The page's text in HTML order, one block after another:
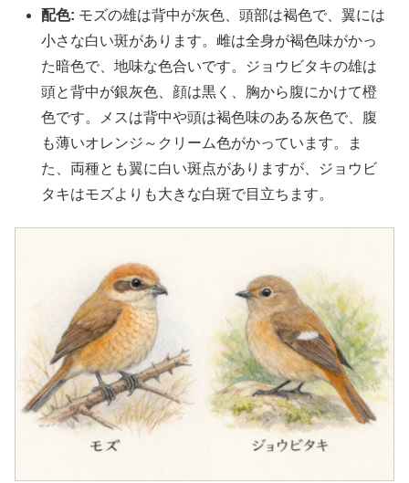
配色: モズの雄は背中が灰色、頭部は褐色で、翼には
小さな白い斑があります。雌は全身が褐色味がかっ
た暗色で、地味な色合いです。ジョウビタキの雄は
頭と背中が銀灰色、顔は黒く、胸から腹にかけて橙
色です。メスは背中や頭は褐色味のある灰色で、腹
も薄いオレンジ～クリーム色がかっています。ま
た、両種とも翼に白い斑点がありますが、ジョウビ
タキはモズよりも大きな白斑で目立ちます。